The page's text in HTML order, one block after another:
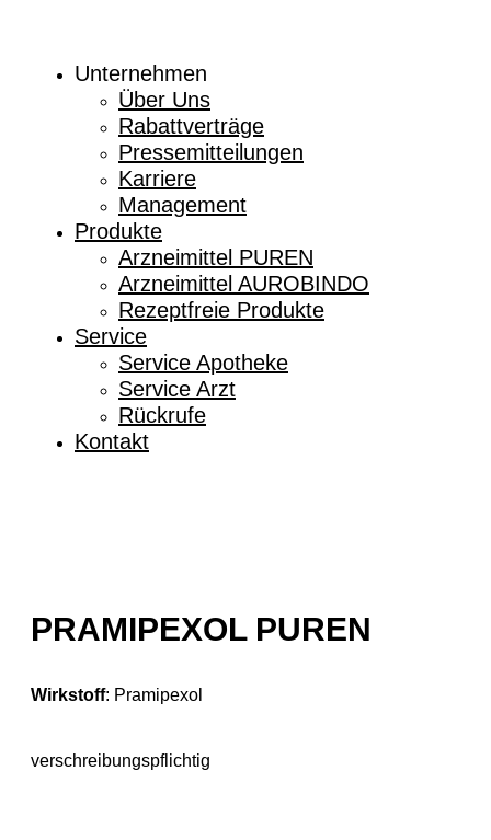
Unternehmen
Über Uns
Rabattverträge
Pressemitteilungen
Karriere
Management
Produkte
Arzneimittel PUREN
Arzneimittel AUROBINDO
Rezeptfreie Produkte
Service
Service Apotheke
Service Arzt
Rückrufe
Kontakt
PRAMIPEXOL PUREN
Wirkstoff: Pramipexol
verschreibungspflichtig